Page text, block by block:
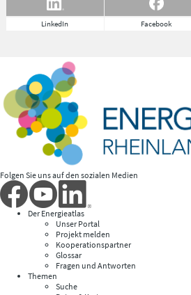
LinkedIn Facebook
Folgen Sie uns auf den sozialen Medien
Der Energieatlas
Unser Portal
Projekt melden
Kooperationspartner
Glossar
Fragen und Antworten
Themen
Suche